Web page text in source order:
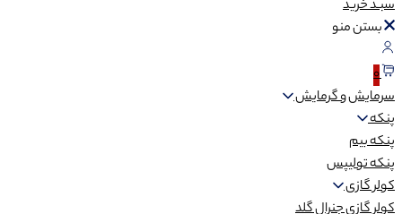
سبـدخرید
بستن منو
0
سرمایش و گرمایش
پنکه
پنکه بیم
پنکه تولیپس
کولر گازی
کولر گازی جنرال گلد